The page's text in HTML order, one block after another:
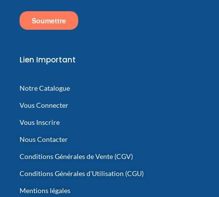
Lien Important
Notre Catalogue
Vous Connecter
Vous Inscrire
Nous Contacter
Conditions Générales de Vente (CGV)
Conditions Générales d'Utilisation (CGU)
Mentions légales